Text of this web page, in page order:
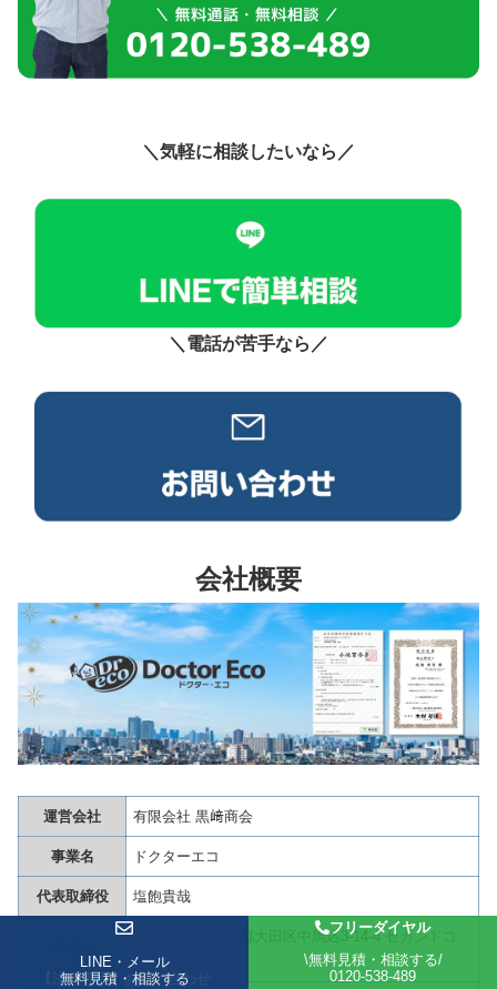
＼気軽に相談したいなら／
＼電話が苦手なら／
会社概要
運営会社 有限会社 黒﨑商会
事業名 ドクターエコ
代表取締役 塩飽貴哉
〒143-0027 東京都大田区中馬込3-14-4 セカンドコ
ーポ光和倉庫B-3
LINE・メール
【法人専用】お問い合わせ
LINE・メール
無料見積・相談する
フリーダイヤル
\無料見積・相談する/
0120-538-489